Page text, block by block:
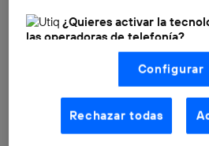
Ahora que tenemos claros
¿Quieres activar la
las operadoras de telefonía?
Nosotros, Telefónica S.A.,
realizar nuestras acciones de
(como se describe en este aviso
basadas en tu navegación en
aquí(solo cuando utilizas
internet habilitada ,
operadoras de telefonía
Configurar
Rechazar todas